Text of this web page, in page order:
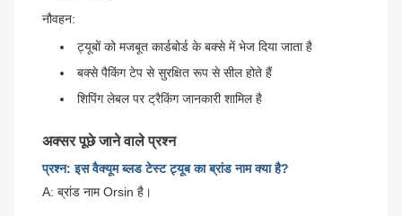
नौवहन:
ट्यूबों को मजबूत कार्डबोर्ड के बक्से में भेज दिया जाता है
बक्से पैकिंग टेप से सुरक्षित रूप से सील होते हैं
शिपिंग लेबल पर ट्रैकिंग जानकारी शामिल है
अक्सर पूछे जाने वाले प्रश्न
प्रश्न: इस वैक्यूम ब्लड टेस्ट ट्यूब का ब्रांड नाम क्या है?
A: ब्रांड नाम Orsin है।